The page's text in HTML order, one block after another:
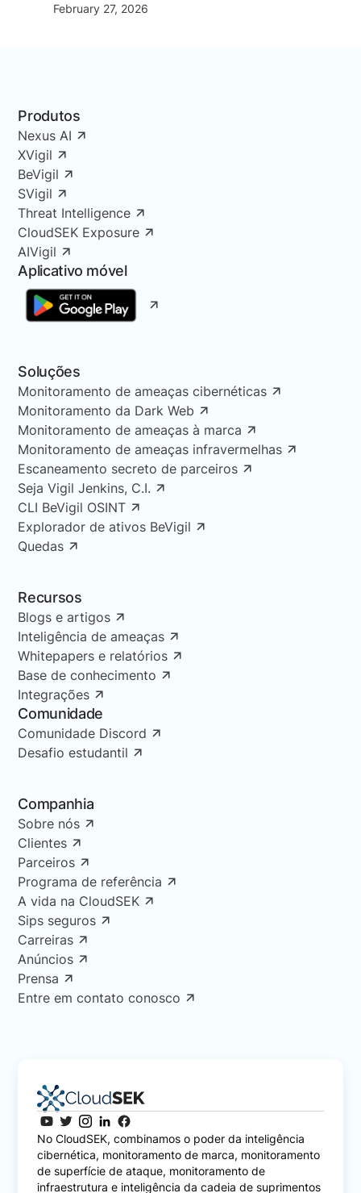
February 27, 2026
Produtos
Nexus AI
XVigil
BeVigil
SVigil
Threat Intelligence
CloudSEK Exposure
AIVigil
Aplicativo móvel
Soluções
Monitoramento de ameaças cibernéticas
Monitoramento da Dark Web
Monitoramento de ameaças à marca
Monitoramento de ameaças infravermelhas
Escaneamento secreto de parceiros
Seja Vigil Jenkins, C.I.
CLI BeVigil OSINT
Explorador de ativos BeVigil
Quedas
Recursos
Blogs e artigos
Inteligência de ameaças
Whitepapers e relatórios
Base de conhecimento
Integrações
Comunidade
Comunidade Discord
Desafio estudantil
Companhia
Sobre nós
Clientes
Parceiros
Programa de referência
A vida na CloudSEK
Sips seguros
Carreiras
Anúncios
Prensa
Entre em contato conosco
No CloudSEK, combinamos o poder da inteligência
cibernética, monitoramento de marca, monitoramento
de superfície de ataque, monitoramento de
infraestrutura e inteligência da cadeia de suprimentos